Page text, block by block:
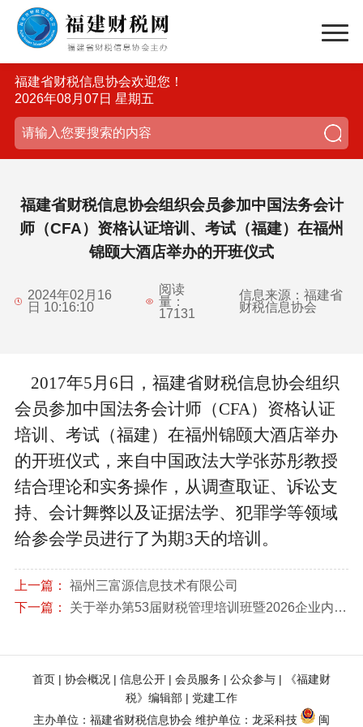
福建省财税信息协会欢迎您！
2026年08月07日 星期五
福建省财税信息协会组织会员参加中国法务会计
师（CFA）资格认证培训、考试（福建）在福州
锦颐大酒店举办的开班仪式
2024年02月16
日 10:16:10
阅读
量：
17131
信息来源：福建省
财税信息协会
2017年5月 6 日，福建省财税信息协会组织
会员参加中国法务会计师（CFA）资格认证
培训、考试（福建）在福州锦颐大酒店举办
的开班仪式，来自中国政法大学张苏彤教授
结合理论和实务操作，从调查取证、诉讼支
持、会计舞弊以及证据法学、犯罪学等领域
给参会学员进行了为期3天的培训。
上一篇：
福州三富源信息技术有限公司
下一篇：
关于举办第53届财税管理培训班暨2026企业内部应税行为全链条风险扫描与稽查风险应对实战专题培训的通知
首页 | 协会概况 | 信息公开 | 会员服务 | 公众参与 |
《福建财
税》编辑部 | 党建工作
主办单位：福建省财税信息协会 维护单位： 龙采科技 闽